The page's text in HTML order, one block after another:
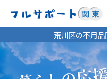
荒川区の不用品